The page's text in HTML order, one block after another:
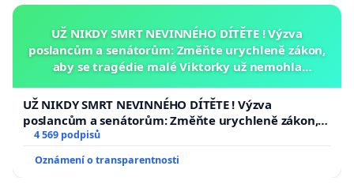
UŽ NIKDY SMRT NEVINNÉHO DÍTĚTE ! Výzva
poslancům a senátorům: Změňte urychleně zákon,
aby se tragédie malé Viktorky už nemohla
UŽ NIKDY SMRT NEVINNÉHO DÍTĚTE ! Výzva
poslancům a senátorům: Změňte urychleně zákon,
aby se tragédie malé Viktorky už nemohla opakovat!
4 569 podpisů
Oznámení o transparentnosti